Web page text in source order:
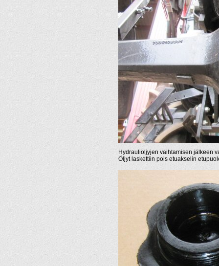
Hydrauliöljyjen vaihtamisen jälkeen
Öljyt laskettiin pois etuakselin